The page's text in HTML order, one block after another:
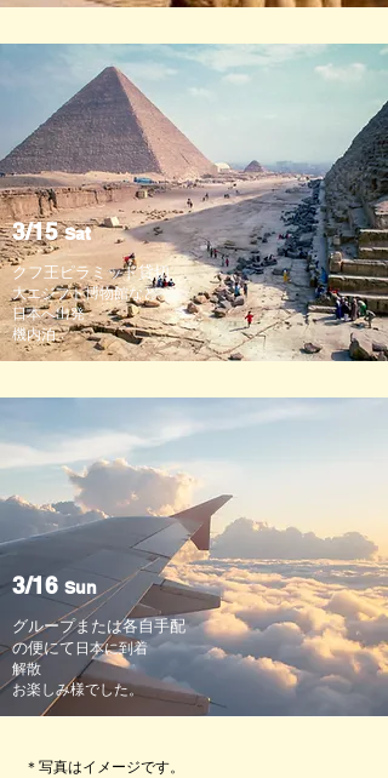
3/15Sat
クフ王ピラミッド貸切
大エジプト博物館など
日本へ出発
​機内泊
3/16 Sun
​グループまたは各自手配
の便にて 日本に到着​
​解散
​お楽しみ様でした。
＊写真はイメージです。